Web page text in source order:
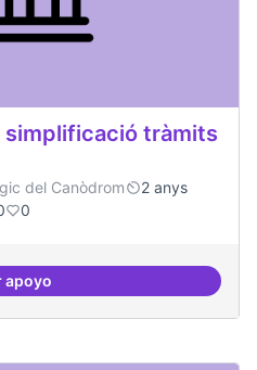
simplificació tràmits
del Canòdrom
2 anys
0
apoyo
Lobby per FLOSS i